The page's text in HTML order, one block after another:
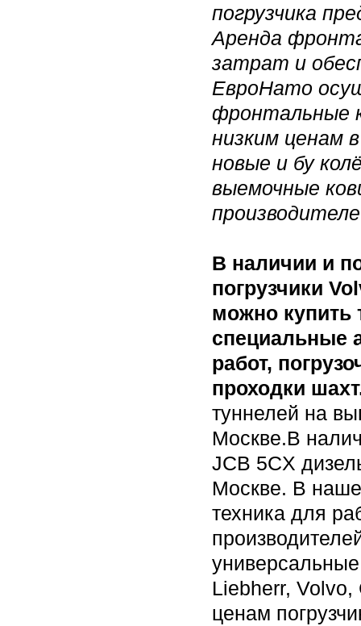
погрузчика
Аренда
затрат и
ЕвроНато
фронтальные
низким ценам
новые и бу
выемочные
В наличии и
погрузчики
можно купить
специальные
работ,
проходки
туннелей на
Москве.В
JCB 5CX
Москве. В
техника для
универсальные
Liebherr,
ценам